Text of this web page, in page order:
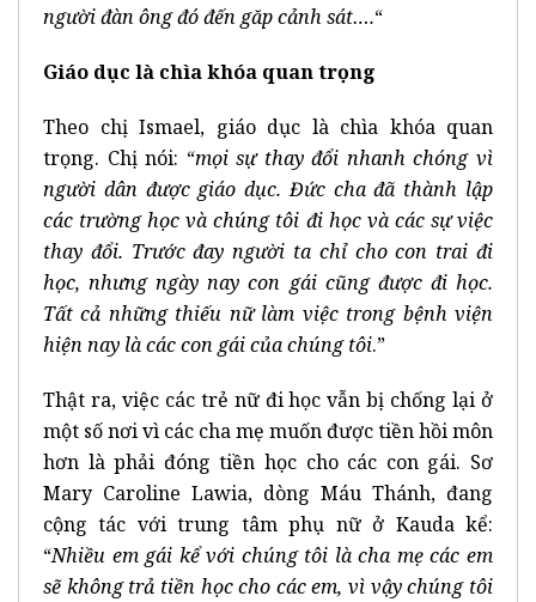
người đàn ông đó đến găp cảnh sát….“
Giáo dục là chìa khóa quan trọng
Theo chị Ismael, giáo dục là chìa khóa quan
trọng. Chị nói: “mọi sự thay đổi nhanh chóng vì
người dân được giáo dục. Đức cha đã thành lập
các trường học và chúng tôi đi học và các sự việc
thay đổi. Trước đay người ta chỉ cho con trai đi
học, nhưng ngày nay con gái cũng được đi học.
Tất cả những thiếu nữ làm việc trong bệnh viện
hiện nay là các con gái của chúng tôi.”
Thật ra, việc các trẻ nữ đi học vẫn bị chống lại ở
một số nơi vì các cha mẹ muốn được tiền hồi môn
hơn là phải đóng tiền học cho các con gái. Sơ
Mary Caroline Lawia, dòng Máu Thánh, đang
cộng tác với trung tâm phụ nữ ở Kauda kể:
“Nhiều em gái kể với chúng tôi là cha mẹ các em
sẽ không trả tiền học cho các em, vì vậy chúng tôi